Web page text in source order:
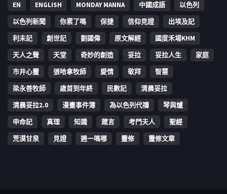
EN ENGLISH MONDAY MANNA 中國成語
以色列
以色列新聞
你累了嗎 保捷 信仰見證
出埃及記
利未記
創世記 劉國偉 原文解經
國度禾場KHM
天人之聲
天堂 奇妙的創造 妥拉 妥拉人生
家庭
市井心靈
張哈拿牧師 愛情 敬拜
智慧
梁永善牧師
歳首到年終 民數記
清晨妥拉
清晨妥拉2.0
漫畫事件簿 為以色列代禱
琴與爐
申命記
真理 知識 箴言 考門夫人
聖經
荒漠甘泉
見證 週一嗎哪 靈修 靈修文章